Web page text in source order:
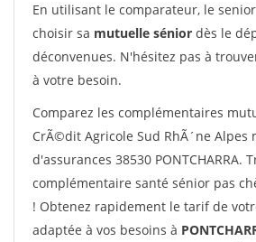
En utilisant le comparateur, le
choisir sa mutuelle sénior dès le
déconvenues. N'hésitez pas à
à votre besoin.
Comparez les complémentaires
CrÃ©dit Agricole Sud RhÃ´ne Alpes
d'assurances 38530 PONTCHARRA.
complémentaire santé sénior pas
! Obtenez rapidement le tarif de
adaptée à vos besoins à